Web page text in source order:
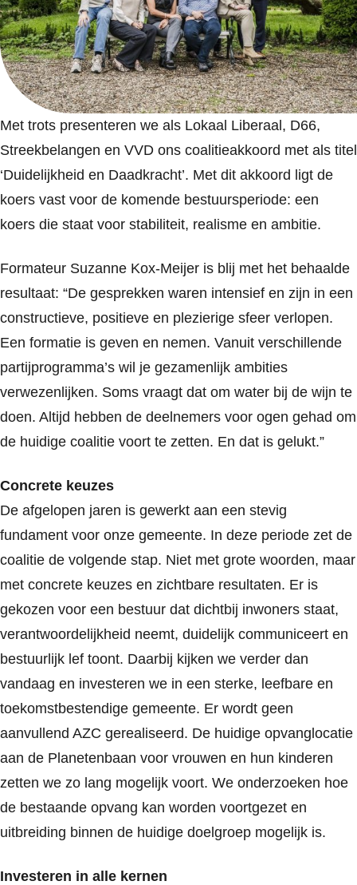
Met trots presenteren we als Lokaal Liberaal, D66,
Streekbelangen en VVD ons coalitieakkoord met als titel
‘Duidelijkheid en Daadkracht’. Met dit akkoord ligt de
koers vast voor de komende bestuursperiode: een
koers die staat voor stabiliteit, realisme en ambitie.
Formateur Suzanne Kox-Meijer is blij met het behaalde
resultaat: “De gesprekken waren intensief en zijn in een
constructieve, positieve en plezierige sfeer verlopen.
Een formatie is geven en nemen. Vanuit verschillende
partijprogramma’s wil je gezamenlijk ambities
verwezenlijken. Soms vraagt dat om water bij de wijn te
doen. Altijd hebben de deelnemers voor ogen gehad om
de huidige coalitie voort te zetten. En dat is gelukt.”
Concrete keuzes
De afgelopen jaren is gewerkt aan een stevig
fundament voor onze gemeente. In deze periode zet de
coalitie de volgende stap. Niet met grote woorden, maar
met concrete keuzes en zichtbare resultaten. Er is
gekozen voor een bestuur dat dichtbij inwoners staat,
verantwoordelijkheid neemt, duidelijk communiceert en
bestuurlijk lef toont. Daarbij kijken we verder dan
vandaag en investeren we in een sterke, leefbare en
toekomstbestendige gemeente. Er wordt geen
aanvullend AZC gerealiseerd. De huidige opvanglocatie
aan de Planetenbaan voor vrouwen en hun kinderen
zetten we zo lang mogelijk voort. We onderzoeken hoe
de bestaande opvang kan worden voortgezet en
uitbreiding binnen de huidige doelgroep mogelijk is.
Investeren in alle kernen